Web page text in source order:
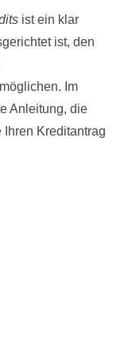
ist ein klar
ist, den
Im
Anleitung, die
Ihren Kreditantrag